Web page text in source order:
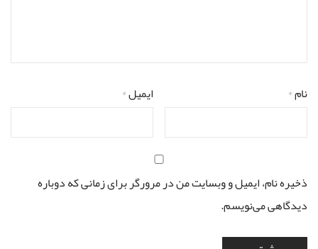
نام* ایمیل*
ذخیره نام، ایمیل و وبسایت من در مرورگر برای زمانی که دوباره
دیدگاهی می‌نویسم.